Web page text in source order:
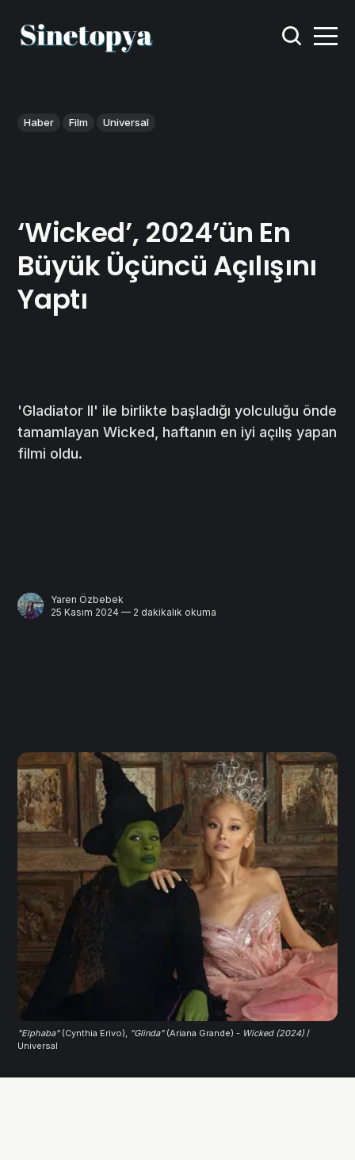
Haber Film Universal
‘Wicked’, 2024’ün En
Büyük Üçüncü Açılışını
Yaptı
'Gladiator II' ile birlikte başladığı yolculuğu önde
tamamlayan Wicked, haftanın en iyi açılış yapan
filmi oldu.
Yaren Özbebek
25 Kasım 2024 — 2 dakikalık okuma
"Elphaba" (Cynthia Erivo), "Glinda" (Ariana Grande) - Wicked (2024) /
Universal